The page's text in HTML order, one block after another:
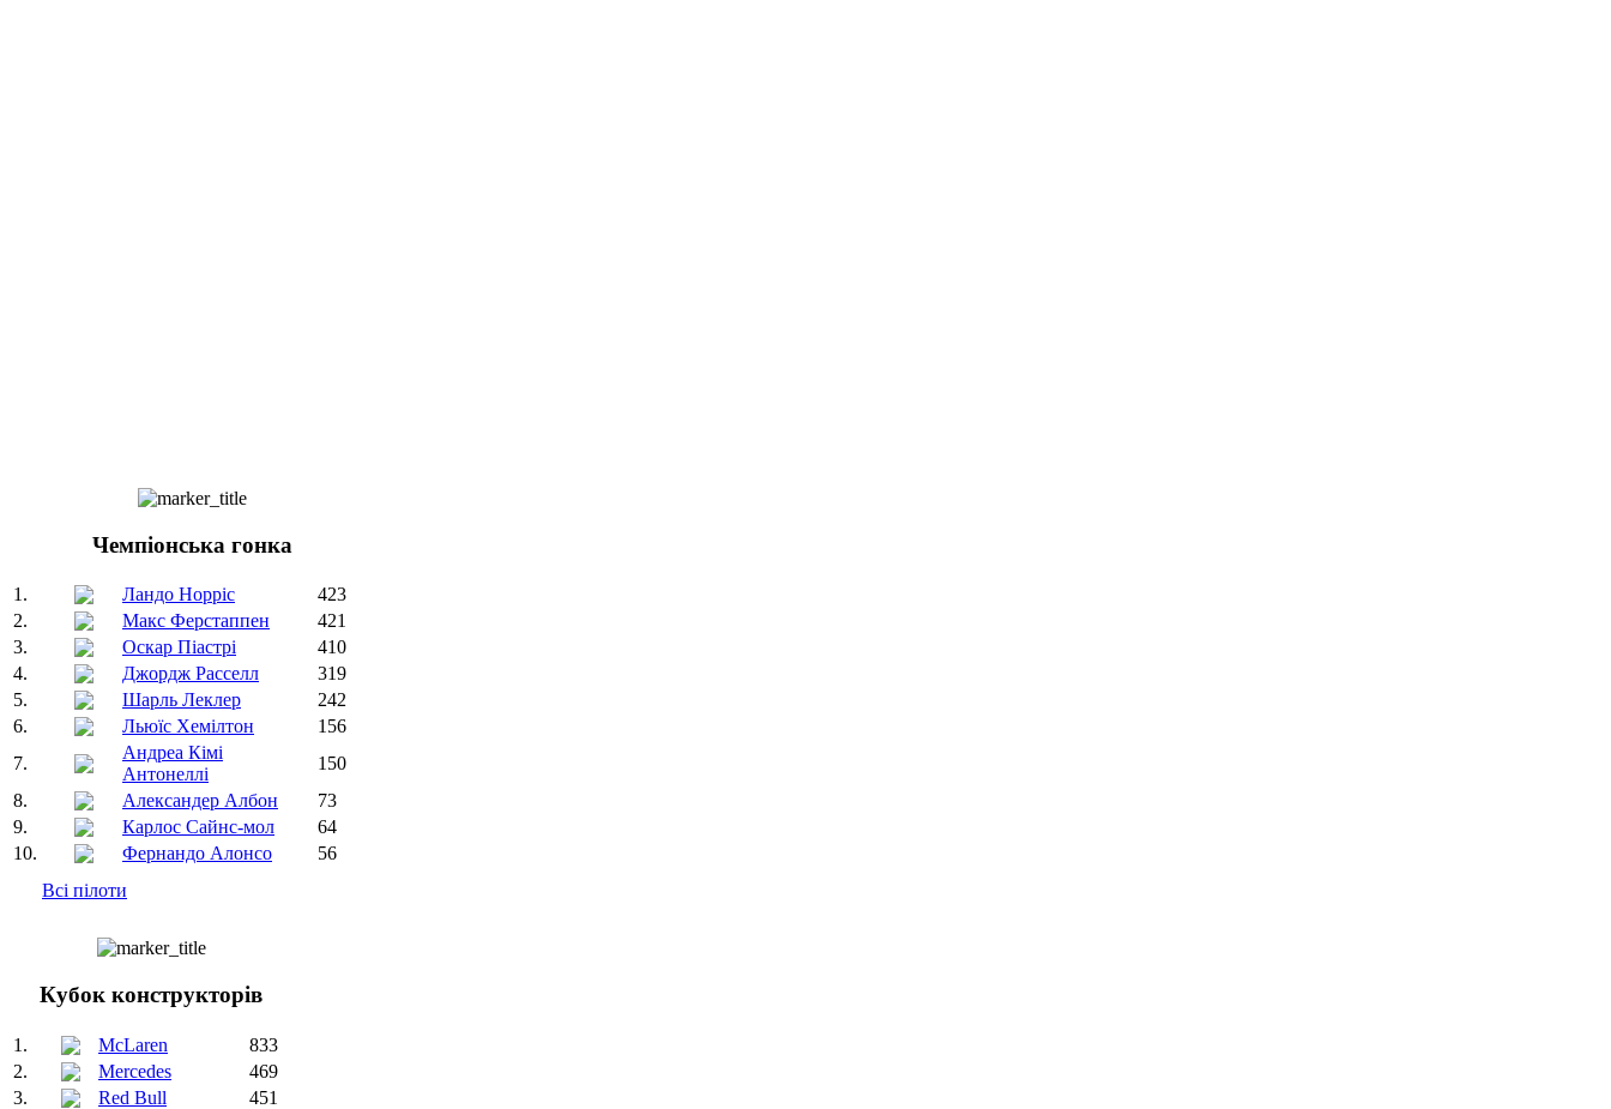
Чемпіонська гонка
1. Ландо Норріс
423
2.
Макс Ферстаппен
421
3.
Оскар Піастрі
410
4.
Джордж Расселл
319
5.
Шарль Леклер
242
6.
Льюїс Хемілтон
156
7.
Андреа Кімі
Антонеллі
150
8.
Александер Албон
73
9.
Карлос Сайнс-мол
64
10.
Фернандо Алонсо
56
Всі пілоти
Кубок конструкторів
1. McLaren
833
2.
Mercedes
469
3.
Red Bull
451